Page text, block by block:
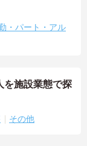
・パート・アル
を施設業態で探
その他